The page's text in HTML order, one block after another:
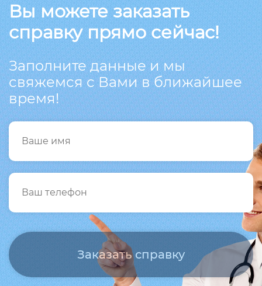
Вы можете заказать
справку прямо сейчас!
Заполните данные и мы
свяжемся с Вами в ближайшее
время!